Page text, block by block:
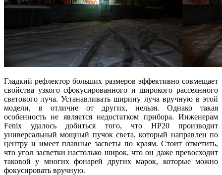
Гладкий рефлектор больших размеров эффективно совмещает
свойства узкого сфокусированного и широкого рассеянного
светового луча. Устанавливать ширину луча вручную в этой
модели, в отличие от других, нельзя. Однако такая
особенность не является недостатком прибора. Инженерам
Fenix удалось добиться того, что HP20 производит
универсальный мощный пучок света, который направлен по
центру и имеет плавные засветы по краям. Стоит отметить,
что угол засветки настолько широк, что он даже превосходит
таковой у многих фонарей других марок, которые можно
фокусировать вручную.